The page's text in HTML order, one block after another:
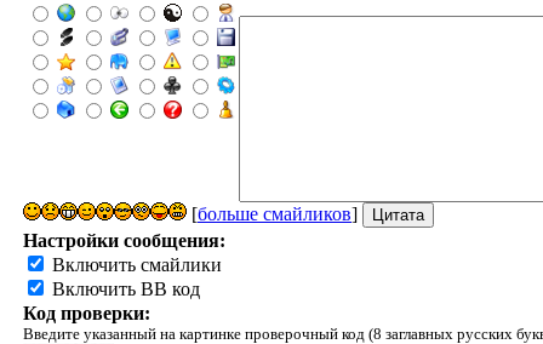
[больше смайликов]
Настройки сообщения:
Включить смайлики
Включить BB код
Код проверки:
Введите указанный на картинке проверочный код (8 заглавных русских